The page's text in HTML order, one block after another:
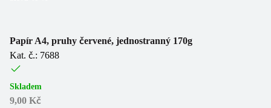
Papír A4, pruhy červené, jednostranný 170g
Kat. č.: 7688
Skladem
9,00 Kč